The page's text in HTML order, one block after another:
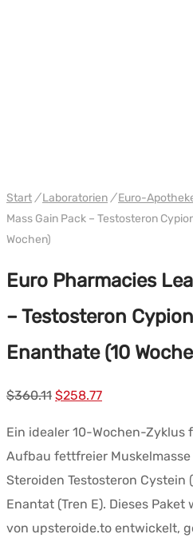
Start / Laboratorien / Euro-
Mass Gain Pack – Testosteron
Wochen)
Euro Pharmacies
– Testosteron
Enanthate (10
$360.11 Ursprünglicher
$258.77Aktueller
Ein idealer 10-Wochen-Zyklus
Aufbau fettfreier
Steroiden Testosteron Cystein
Enantat (Tren E). Dieses
von upsteroide.to entwickelt,